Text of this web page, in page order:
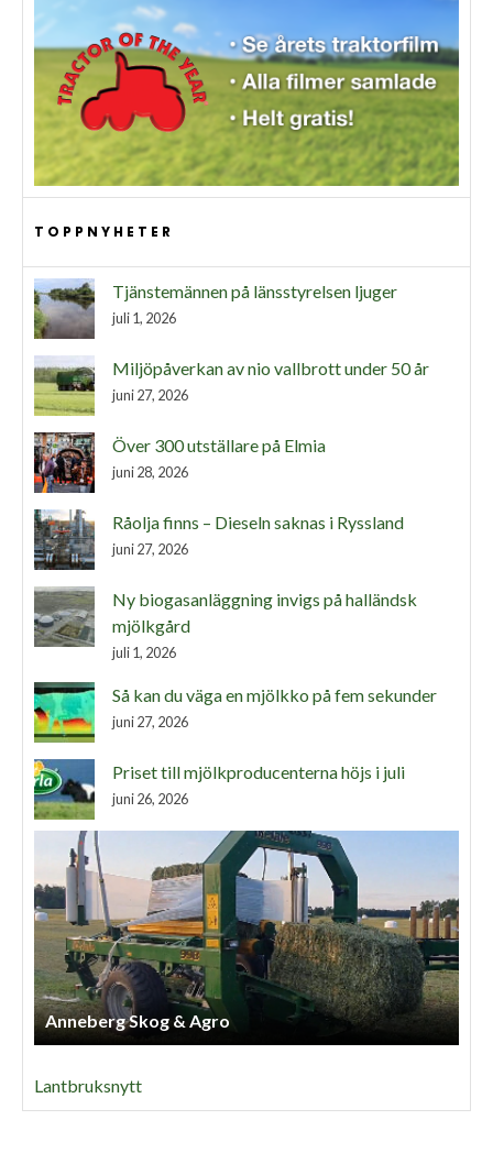
TOPPNYHETER
Tjänstemännen på länsstyrelsen ljuger
juli 1, 2026
Miljöpåverkan av nio vallbrott under 50 år
juni 27, 2026
Över 300 utställare på Elmia
juni 28, 2026
Råolja finns – Dieseln saknas i Ryssland
juni 27, 2026
Ny biogasanläggning invigs på halländsk
mjölkgård
juli 1, 2026
Så kan du väga en mjölkko på fem sekunder
juni 27, 2026
Priset till mjölkproducenterna höjs i juli
juni 26, 2026
Anneberg Skog & Agro
Lantbruksnytt